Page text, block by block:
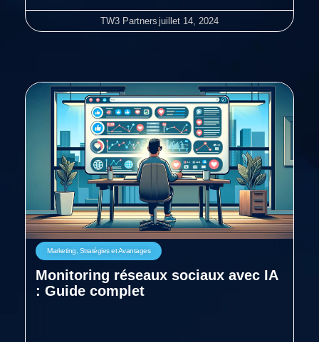
TW3 Partners juillet 14, 2024
Marketing, Stratégies et Avantages
Monitoring réseaux sociaux avec IA
: Guide complet